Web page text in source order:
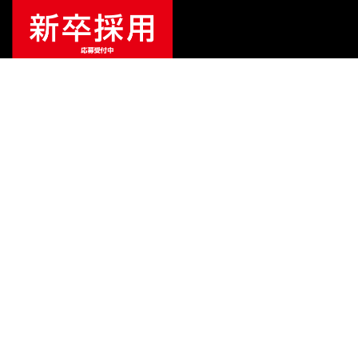
販売価格¥2,200（税込）